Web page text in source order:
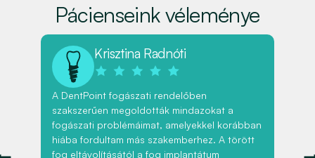
Pácienseink véleménye
Krisztina Radnóti
A DentPoint fogászati rendelőben
szakszerűen megoldották mindazokat a
fogászati problémáimat, amelyekkel korábban
hiába fordultam más szakemberhez. A törött
fog eltávolításától a fog implantátum